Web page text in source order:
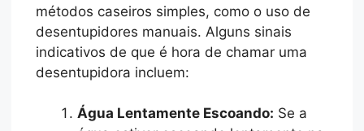
métodos caseiros simples, como o uso de
desentupidores manuais. Alguns sinais
indicativos de que é hora de chamar uma
desentupidora incluem:
Água Lentamente Escoando: Se a